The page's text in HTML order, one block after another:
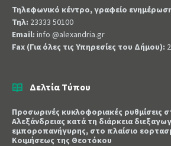
Τηλεφωνικό κέντρο, γραφείο
Τηλ: 23333 50100
Email: info @alexandria.gr
Fax (Για όλες τις Υπηρεσίες του Δήμου):
Δελτία Τύπου
Προσωρινές κυκλοφοριακές ρυθμίσεις
Αλεξάνδρειας κατά τη διάρκεια
εμποροπανήγυρης, στο πλαίσιο
Κοιμήσεως της Θεοτόκου